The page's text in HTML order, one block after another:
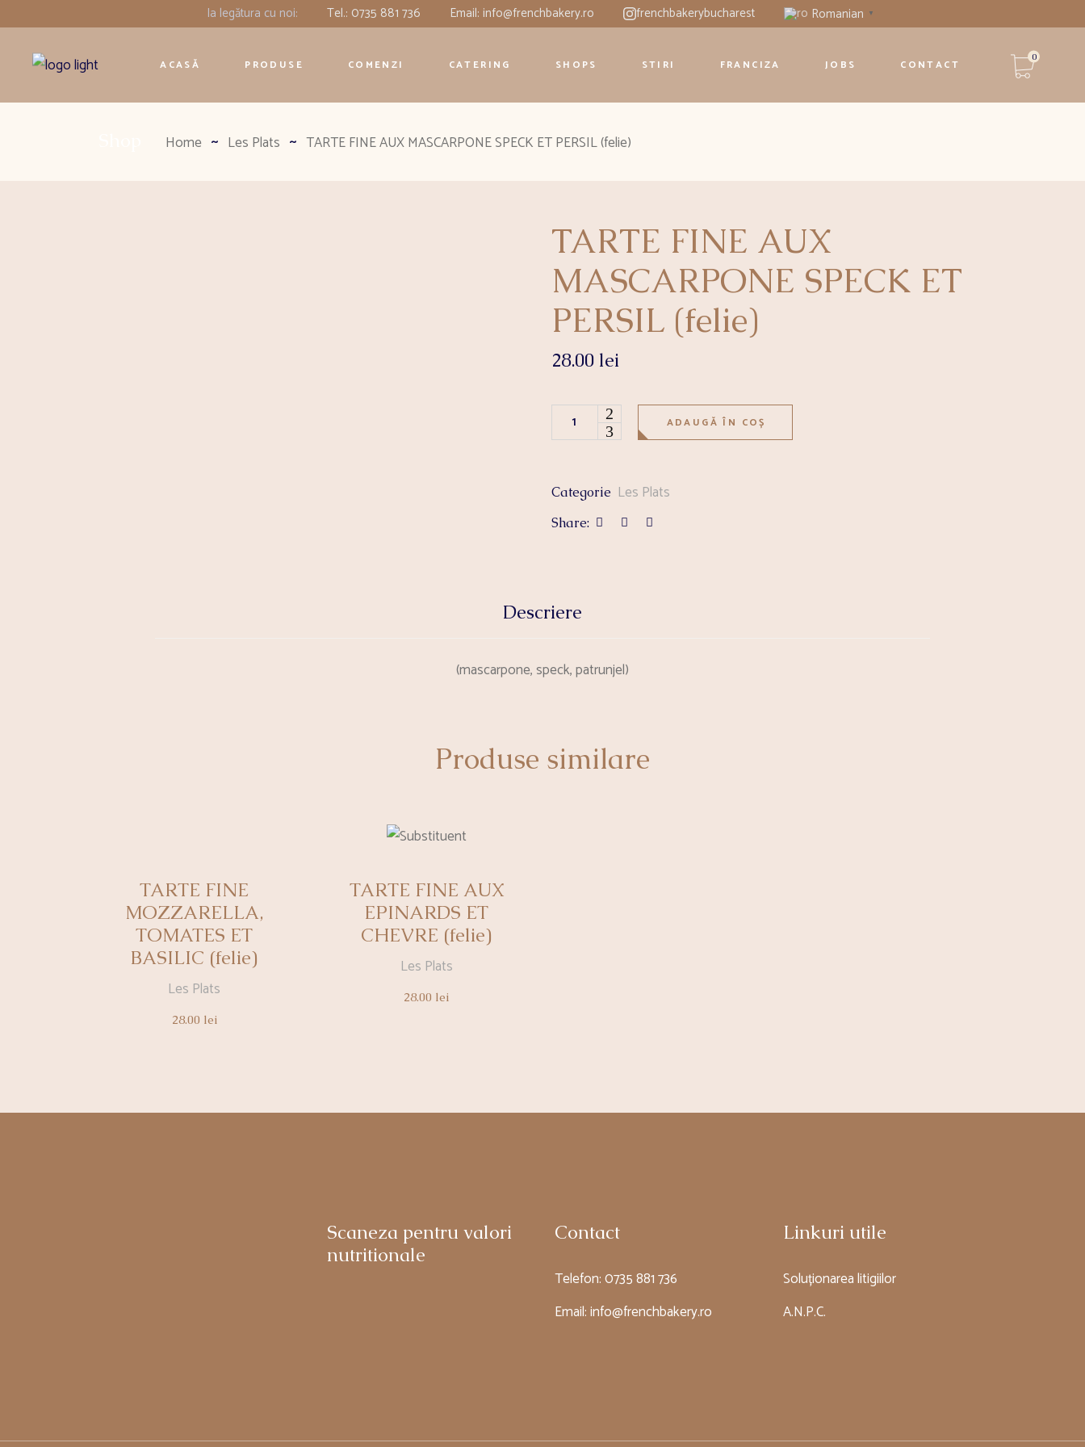
Ia legătura cu noi: Tel.: 0735 881 736 Email: info@frenchbakery.ro frenchbakerybucharest Romanian ▼
ACASĂ PRODUSE COMENZI CATERING SHOPS STIRI FRANCIZA JOBS CONTACT
0
Niciun produs în coș.
Home Les Plats TARTE FINE AUX MASCARPONE SPECK ET PERSIL (felie)
TARTE FINE AUX
MASCARPONE SPECK ET
PERSIL (felie)
28.00 lei
TARTE FINE AUX MASCARPONE SPECK ET PERSIL (felie) quantity
ADAUGĂ ÎN COȘ
Categorie Les Plats
Share:
Descriere
(mascarpone, speck, patrunjel)
Produse similare
TARTE FINE
MOZZARELLA,
TOMATES ET
BASILIC (felie)
Les Plats
28.00 lei
TARTE FINE AUX
EPINARDS ET
CHEVRE (felie)
Les Plats
28.00 lei
Scaneza pentru valori
nutritionale
Contact
Telefon:0735 881 736
Email:info@frenchbakery.ro
Linkuri utile
Soluționarea litigiilor
A.N.P.C.